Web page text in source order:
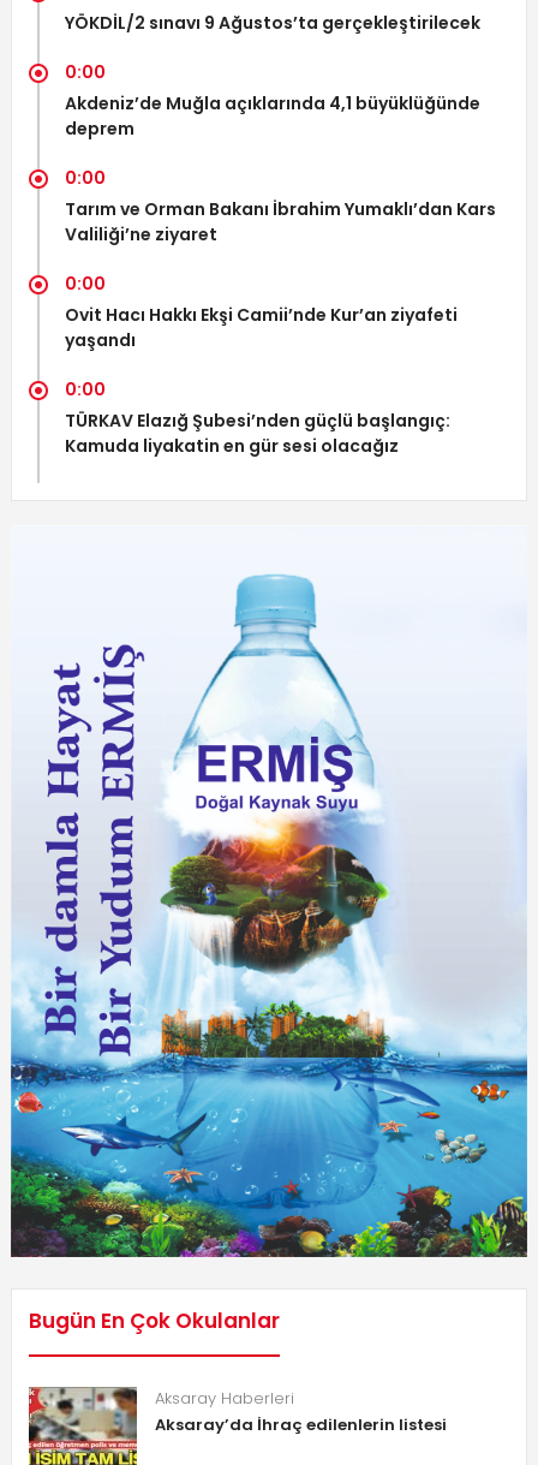
YÖKDİL/2 sınavı 9 Ağustos’ta gerçekleştirilecek
0:00
Akdeniz’de Muğla açıklarında 4,1 büyüklüğünde
deprem
0:00
Tarım ve Orman Bakanı İbrahim Yumaklı’dan Kars
Valiliği’ne ziyaret
0:00
Ovit Hacı Hakkı Ekşi Camii’nde Kur’an ziyafeti
yaşandı
0:00
TÜRKAV Elazığ Şubesi’nden güçlü başlangıç:
Kamuda liyakatin en gür sesi olacağız
Bugün En Çok Okulanlar
Aksaray Haberleri
Aksaray’da İhraç edilenlerin listesi